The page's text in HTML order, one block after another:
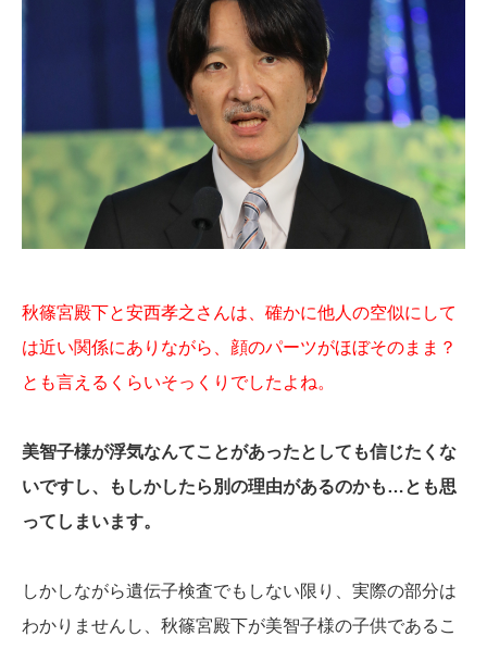
秋篠宮殿下と安西孝之さんは、確かに他人の空似にして
は近い関係にありながら、顔のパーツがほぼそのまま？
とも言えるくらいそっくりでしたよね。
美智子様が浮気なんてことがあったとしても信じたくな
いですし、もしかしたら別の理由があるのかも…とも思
ってしまいます。
しかしながら遺伝子検査でもしない限り、実際の部分は
わかりませんし、秋篠宮殿下が美智子様の子供であるこ